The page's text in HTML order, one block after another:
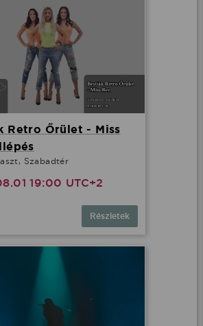
Retro Őrület - Miss
Szabadtér
19:00 UTC+2
Részletek